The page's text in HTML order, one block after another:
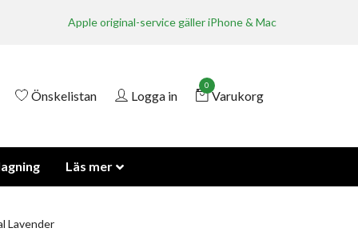
Apple original-service gäller iPhone & Mac
Önskelistan Logga in
0
Varukorg
Läs mer
Lavender